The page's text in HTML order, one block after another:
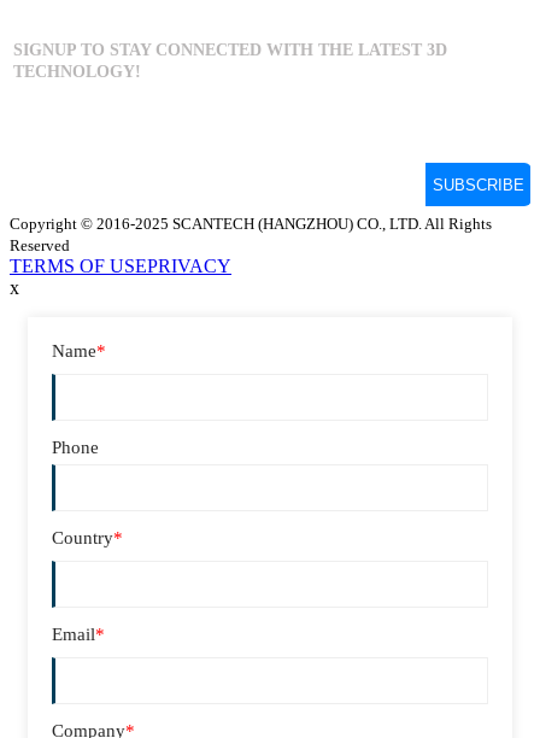
Copyright © 2016-2025 SCANTECH (HANGZHOU) CO., LTD. All Rights
Reserved
TERMS OF USEPRIVACY
x
Name*
Phone
Country*
Email*
Company*